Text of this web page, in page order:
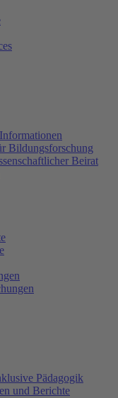
Bildungsforschung
Beirat
Pädagogik
und Berichte